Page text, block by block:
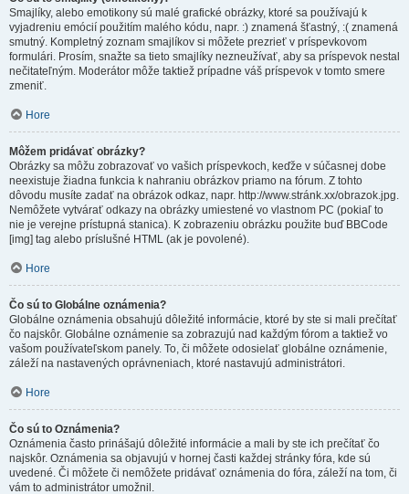
Smajlíky, alebo emotikony sú malé grafické obrázky, ktoré sa používajú k
vyjadreniu emócií použitím malého kódu, napr. :) znamená šťastný, :( znamená
smutný. Kompletný zoznam smajlíkov si môžete prezrieť v príspevkovom
formulári. Prosím, snažte sa tieto smajlíky nezneužívať, aby sa príspevok nestal
nečitateľným. Moderátor môže taktiež prípadne váš príspevok v tomto smere
zmeniť.
Hore
Môžem pridávať obrázky?
Obrázky sa môžu zobrazovať vo vašich príspevkoch, keďže v súčasnej dobe
neexistuje žiadna funkcia k nahraniu obrázkov priamo na fórum. Z tohto
dôvodu musíte zadať na obrázok odkaz, napr. http://www.stránk.xx/obrazok.jpg.
Nemôžete vytvárať odkazy na obrázky umiestené vo vlastnom PC (pokiaľ to
nie je verejne prístupná stanica). K zobrazeniu obrázku použite buď BBCode
[img] tag alebo príslušné HTML (ak je povolené).
Hore
Čo sú to Globálne oznámenia?
Globálne oznámenia obsahujú dôležité informácie, ktoré by ste si mali prečítať
čo najskôr. Globálne oznámenie sa zobrazujú nad každým fórom a taktiež vo
vašom používateľskom panely. To, či môžete odosielať globálne oznámenie,
záleží na nastavených oprávneniach, ktoré nastavujú administrátori.
Hore
Čo sú to Oznámenia?
Oznámenia často prinášajú dôležité informácie a mali by ste ich prečítať čo
najskôr. Oznámenia sa objavujú v hornej časti každej stránky fóra, kde sú
uvedené. Či môžete či nemôžete pridávať oznámenia do fóra, záleží na tom, či
vám to administrátor umožnil.